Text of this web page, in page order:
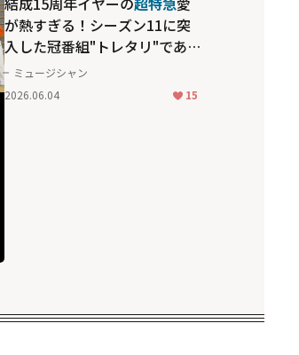
が熱すぎる！シーズン11に突
入した冠番組"トレタリ"であら
わになった、
メンバーたちの"ガチ夢中！"す
ミュージシャン
2026.06.04
15